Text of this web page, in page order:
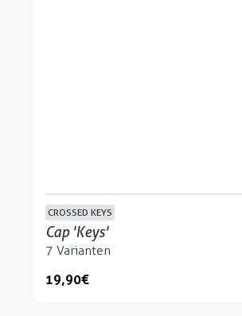
CROSSED KEYS
Cap 'Keys'
7 Varianten
19,90 €